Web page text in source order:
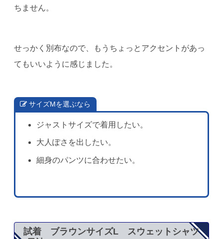
ちません。
せっかく別布なので、もうちょっとアクセントがあっ
てもいいように感じました。
サイズMを選ぶなら
ジャストサイズで着用したい。
大人ぽさを出したい。
細身のパンツに合わせたい。
試着 ブラウンサイズL スウェットシャツ